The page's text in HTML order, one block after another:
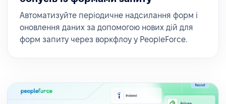
Автоматизуйте періодичне надсилання форм і
оновлення даних за допомогою нових дій для
форм запиту через воркфлоу у PeopleForce.